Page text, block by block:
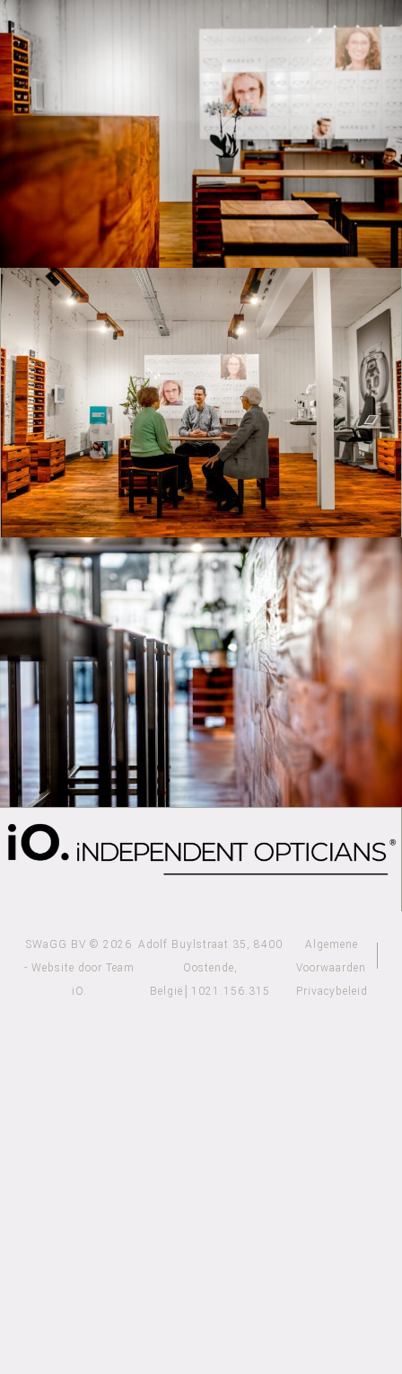
SWaGG BV © 2026
- Website door Team
iO.
Adolf Buylstraat 35, 8400
Oostende,
België│1021.156.315​
Algemene
Voorwaarden
Privacybeleid